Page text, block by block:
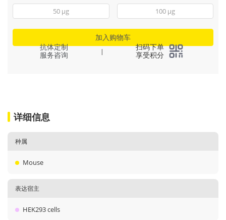
50 μg 100 μg
加入购物车
抗体定制
服务咨询
|
扫码下单
享受积分
详细信息
种属
Mouse
表达宿主
HEK293 cells